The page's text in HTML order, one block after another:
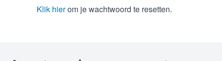
Klik hierom je wachtwoord te resetten.